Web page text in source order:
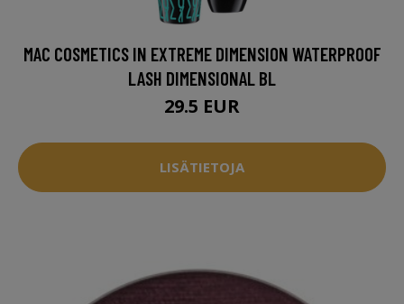
MAC COSMETICS IN EXTREME DIMENSION WATERPROOF
LASH DIMENSIONAL BL
29.5 EUR
LISÄTIETOJA